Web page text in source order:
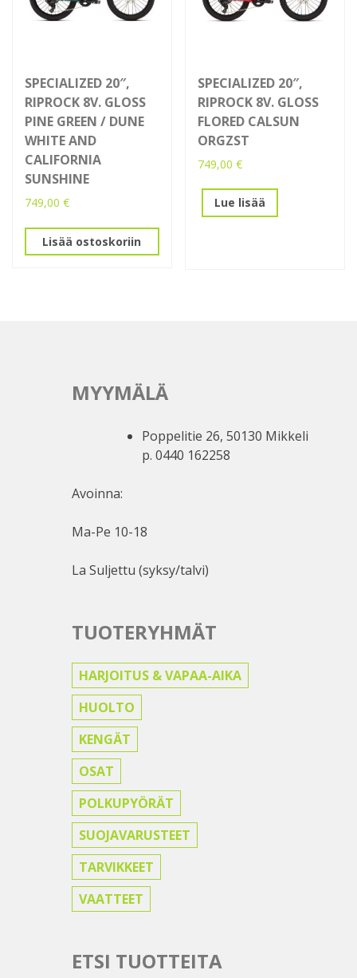
SPECIALIZED 20″,
RIPROCK 8V. GLOSS
PINE GREEN / DUNE
WHITE AND
CALIFORNIA
SUNSHINE
749,00 €
Lisää ostoskoriin
SPECIALIZED 20″,
RIPROCK 8V. GLOSS
FLORED CALSUN
ORGZST
749,00€
Lue lisää
MYYMÄLÄ
Poppelitie 26, 50130 Mikkeli
p. 0440 162258
Avoinna:
Ma-Pe 10-18
La Suljettu (syksy/talvi)
TUOTERYHMÄT
HARJOITUS & VAPAA-AIKA
HUOLTO
KENGÄT
OSAT
POLKUPYÖRÄT
SUOJAVARUSTEET
TARVIKKEET
VAATTEET
ETSI TUOTTEITA